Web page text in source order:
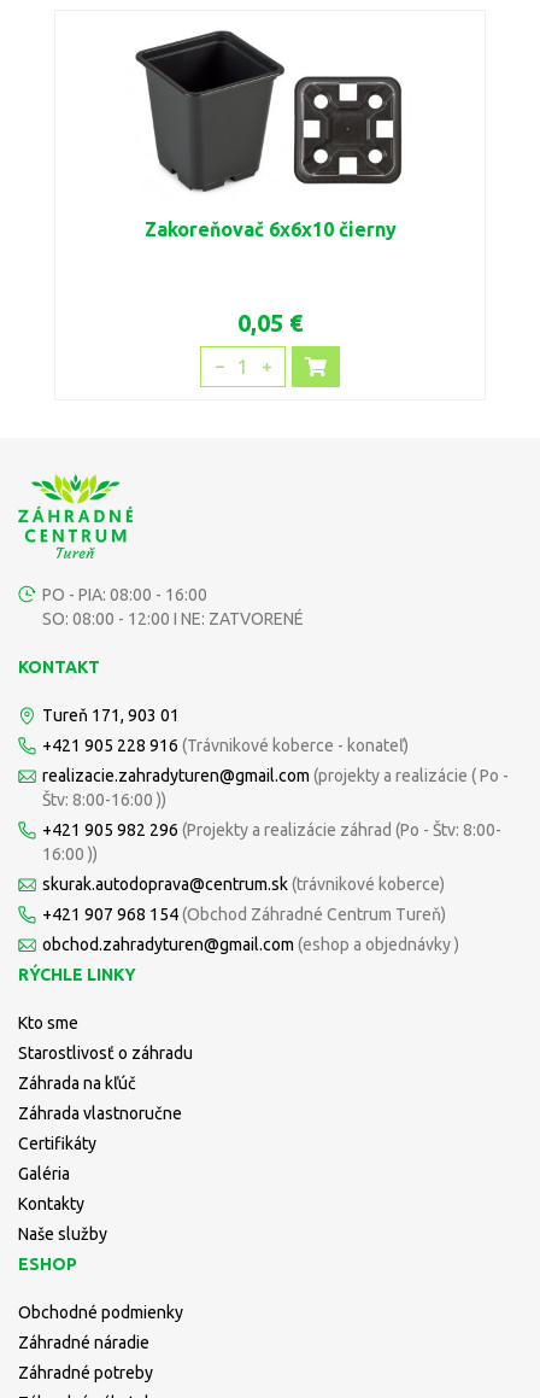
Zakoreňovač 6x6x10 čierny
0,05 €
1
PO - PIA: 08:00 - 16:00
SO: 08:00 - 12:00 I NE: ZATVORENÉ
KONTAKT
Tureň 171, 903 01
+421 905 228 916 (Trávnikové koberce - konateľ)
realizacie.zahradyturen@gmail.com (projekty a realizácie ( Po -
Štv: 8:00-16:00 ))
+421 905 982 296 (Projekty a realizácie záhrad (Po - Štv: 8:00-
16:00 ))
skurak.autodoprava@centrum.sk(trávnikové koberce)
+421 907 968 154(Obchod Záhradné Centrum Tureň)
obchod.zahradyturen@gmail.com (eshop a objednávky )
RÝCHLE LINKY
Kto sme
Starostlivosť o záhradu
Záhrada na kľúč
Záhrada vlastnoručne
Certifikáty
Galéria
Kontakty
Naše služby
ESHOP
Obchodné podmienky
Záhradné náradie
Záhradné potreby